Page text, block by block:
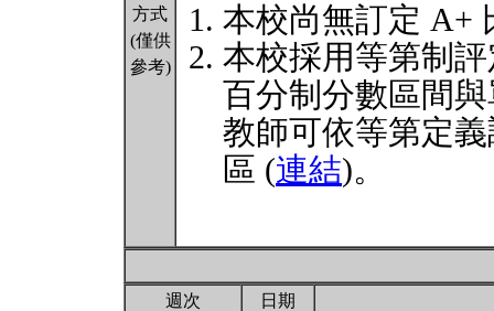
方式
(僅供
參考)
本校尚無訂定 A+
本校採用等第制
百分制分數區間
教師可依等第定
區 (連結)。
週次 日期